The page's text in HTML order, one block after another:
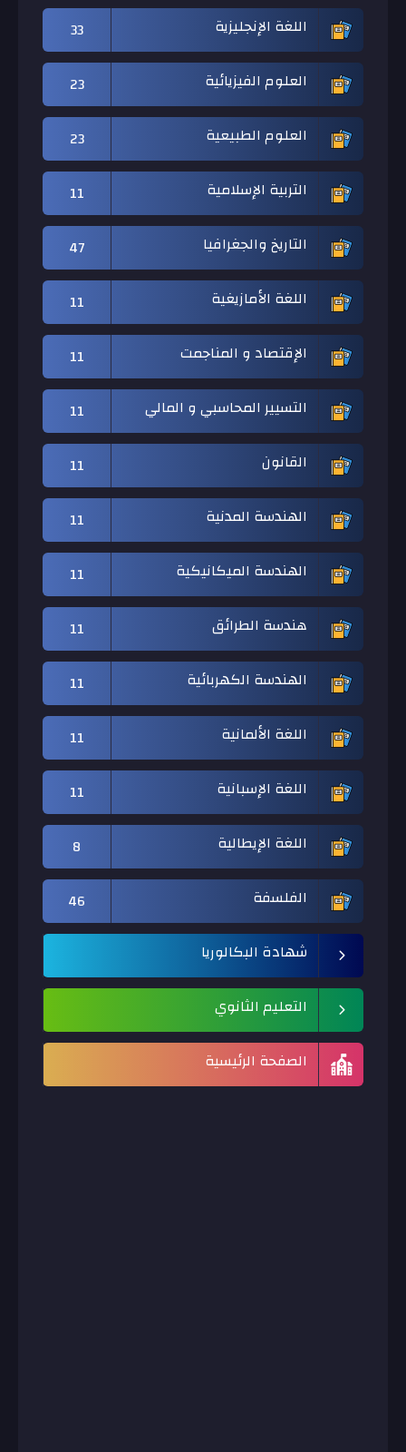
اللغة الإنجليزية
33
العلوم الفيزيائية
23
العلوم الطبيعية
23
التربية الإسلامية
11
التاريخ والجغرافيا
47
اللغة الأمازيغية
11
الإقتصاد و المناجمت
11
التسيير المحاسبي و المالي
11
القانون
11
الهندسة المدنية
11
الهندسة الميكانيكية
11
هندسة الطرائق
11
الهندسة الكهربائية
11
اللغة الألمانية
11
اللغة الإسبانية
11
اللغة الإيطالية
8
الفلسفة
46
شهادة البكالوريا
التعليم الثانوي
الصفحة الرئيسية